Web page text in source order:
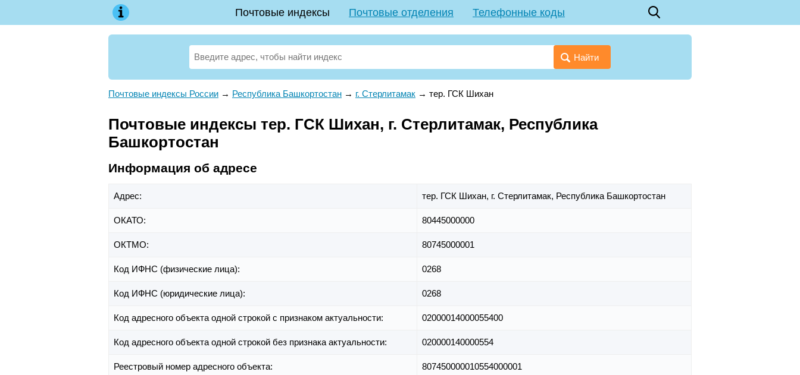
Почтовые индексы Почтовые отделения Телефонные коды
Найти
Почтовые индексы России → Республика Башкортостан → г. Стерлитамак → тер. ГСК Шихан
Почтовые индексы тер. ГСК Шихан, г. Стерлитамак, Республика
Башкортостан
Информация об адресе
Адрес: тер. ГСК Шихан, г. Стерлитамак, Республика Башкортостан
ОКАТО: 80445000000
ОКТМО: 80745000001
Код ИФНС (физические лица): 0268
Код ИФНС (юридические лица): 0268
Код адресного объекта одной строкой с признаком актуальности: 02000014000055400
Код адресного объекта одной строкой без признака актуальности: 020000140000554
Реестровый номер адресного объекта: 807450000010554000001